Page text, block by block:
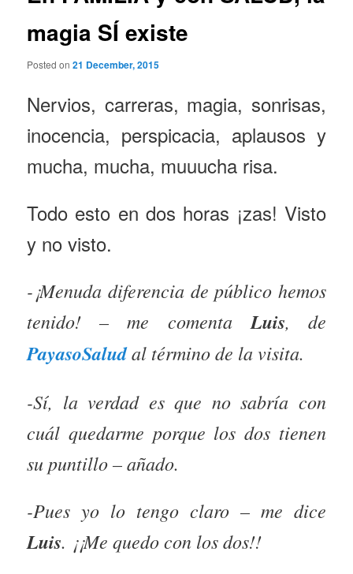
magia SÍ existe
Posted on21 December, 2015
Nervios, carreras, magia, sonrisas,
inocencia, perspicacia, aplausos y
mucha, mucha, muuucha risa.
Todo esto en dos horas ¡zas! Visto
y no visto.
-¡Menuda diferencia de público hemos
tenido! – me comentaLuis, de
PayasoSaludal término de la visita.
-Sí, la verdad es que no sabría con
cuál quedarme porque los dos tienen
su puntillo – añado.
-Pues yo lo tengo claro – me dice
Luis. ¡¡Me quedo con los dos!!